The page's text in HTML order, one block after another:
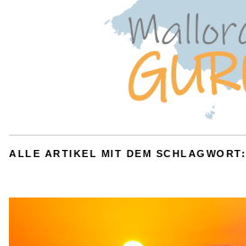
ALLE ARTIKEL MIT DEM SCHLAGWORT: